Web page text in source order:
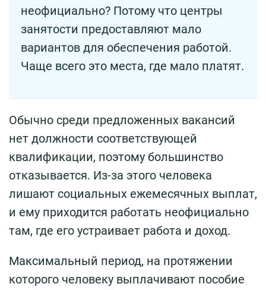
неофициально? Потому что центры
занятости предоставляют мало
вариантов для обеспечения работой.
Чаще всего это места, где мало платят.
Обычно среди предложенных вакансий
нет должности соответствующей
квалификации, поэтому большинство
отказывается. Из-за этого человека
лишают социальных ежемесячных выплат,
и ему приходится работать неофициально
там, где его устраивает работа и доход.
Максимальный период, на протяжении
которого человеку выплачивают пособие